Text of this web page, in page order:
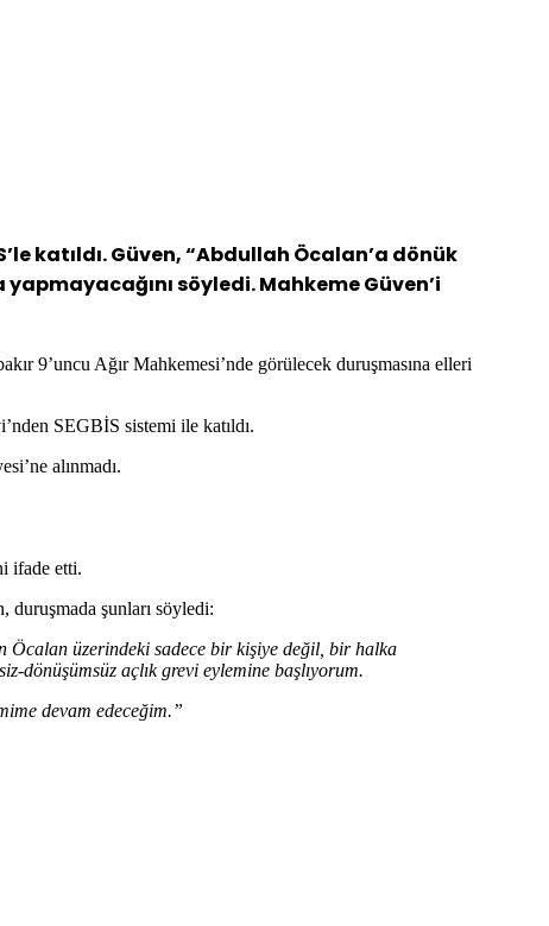
katıldı. Güven, “Abdullah Öcalan’a dönük
söyledi. Mahkeme Güven’i
9’uncu Ağır Mahkemesi’nde görülecek duruşmasına elleri
SEGBİS sistemi ile katıldı.
alınmadı.
ifade etti.
duruşmada şunları söyledi:
Öcalan üzerindeki sadece bir kişiye değil, bir halka
dönüşümsüz açlık grevi eylemine başlıyorum.
devam edeceğim.”